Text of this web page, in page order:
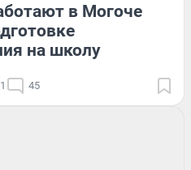
в Могоче
на школу
45